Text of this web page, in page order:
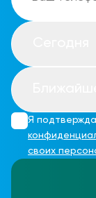
Я
своих